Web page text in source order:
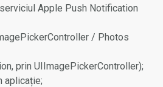
Apple Push Notification
/ Photos
prin UIImagePickerController);
aplicație;